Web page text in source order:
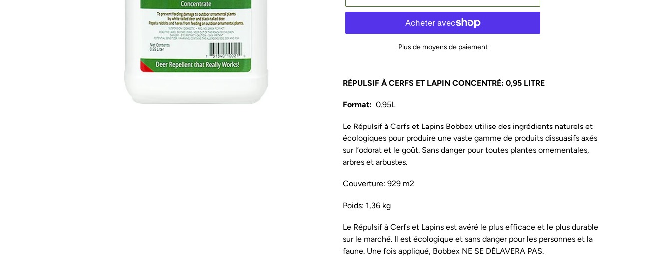
Plus de moyens de paiement
d'un
à
panier
RÉPULSIF À CERFS ET LAPIN CONCENTRÉ: 0,95 LITRE
Format: 0.95L
Le Répulsif à Cerfs et Lapins Bobbex utilise des ingrédients naturels et
écologiques pour produire une vaste gamme de produits dissuasifs axés
sur l’odorat et le goût. Sans danger pour toutes plantes ornementales,
arbres et arbustes.
Couverture: 929 m2
Poids: 1,36 kg
Le Répulsif à Cerfs et Lapins est avéré le plus efficace et le plus durable
sur le marché. Il est écologique et sans danger pour les personnes et la
faune. Une fois appliqué, Bobbex NE SE DÉLAVERA PAS.